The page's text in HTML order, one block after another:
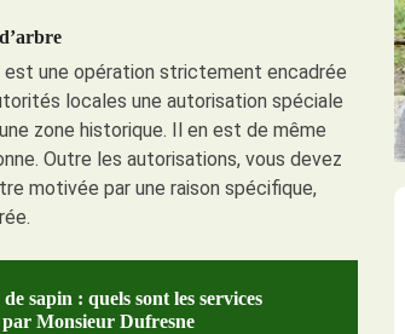
est une opération strictement encadrée
locales une autorisation spéciale
zone historique. Il en est de même
Outre les autorisations, vous devez
motivée par une raison spécifique,
sapin : quels sont les services
par Monsieur Dufresne